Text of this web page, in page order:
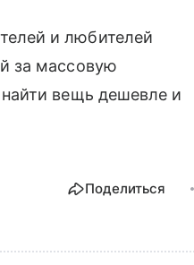
и любителей
за массовую
вещь дешевле и
Поделиться